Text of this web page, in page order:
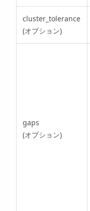
cluster_tolerance
(オプション)
gaps
(オプション)